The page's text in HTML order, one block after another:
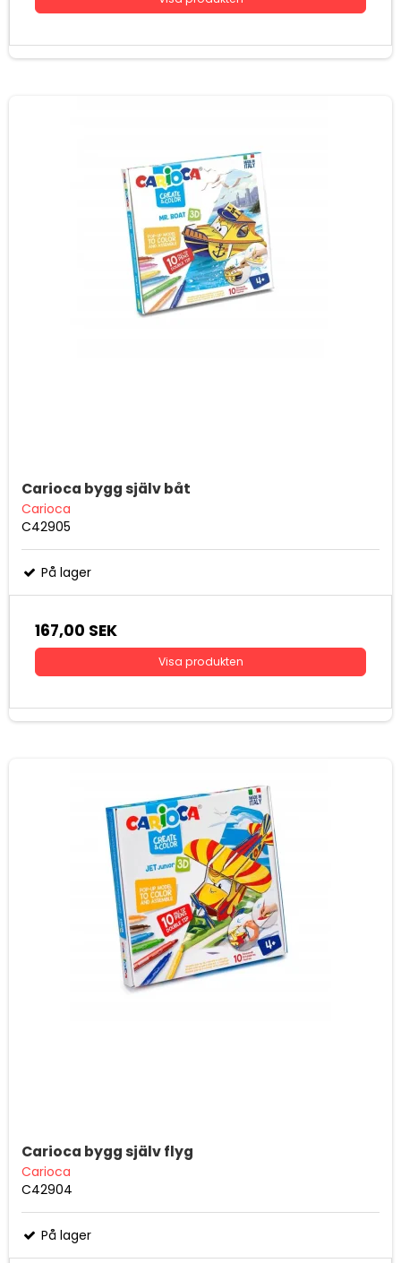
Carioca bygg själv båt
Carioca
C42905
På lager
167,00 SEK
Visa produkten
Carioca bygg själv flyg
Carioca
C42904
På lager